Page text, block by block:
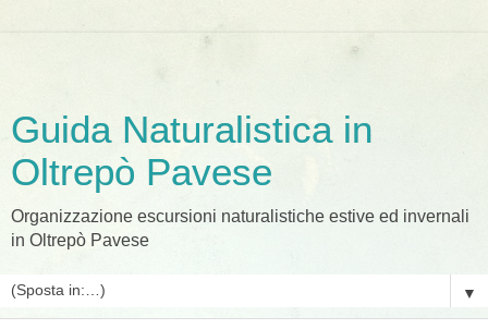
Guida Naturalistica in
Oltrepò Pavese
Organizzazione escursioni naturalistiche estive ed invernali
in Oltrepò Pavese
▼